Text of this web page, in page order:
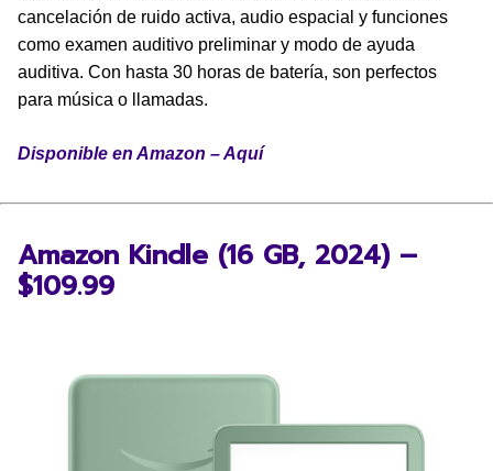
cancelación de ruido activa, audio espacial y funciones
como examen auditivo preliminar y modo de ayuda
auditiva. Con hasta 30 horas de batería, son perfectos
para música o llamadas.
Disponible en Amazon – Aquí
Amazon Kindle (16 GB, 2024) –
$109.99